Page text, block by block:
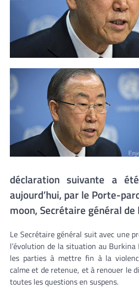
déclaration suivante a
aujourd’hui, par le Porte-
moon, Secrétaire général de
Le Secrétaire général suit avec une
l’évolution de la situation au Burkina
les parties à mettre fin à la
calme et de retenue, et à renouer le
toutes les questions en suspens.